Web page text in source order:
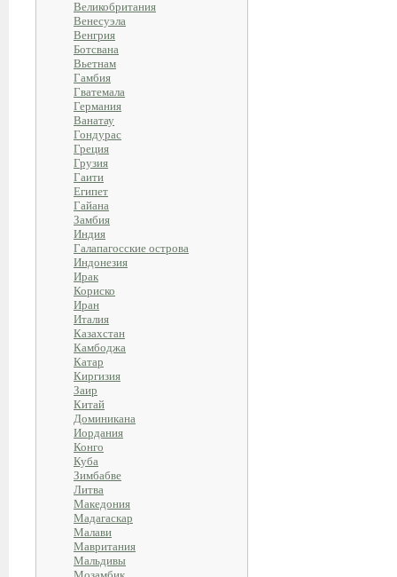
Великобритания
Венесуэла
Венгрия
Ботсвана
Вьетнам
Гамбия
Гватемала
Германия
Ванатау
Гондурас
Греция
Грузия
Гаити
Египет
Гайана
Замбия
Индия
Галапагосские острова
Индонезия
Ирак
Кориско
Иран
Италия
Казахстан
Камбоджа
Катар
Киргизия
Заир
Китай
Доминикана
Иордания
Конго
Куба
Зимбабве
Литва
Македония
Мадагаскар
Малави
Мавритания
Мальдивы